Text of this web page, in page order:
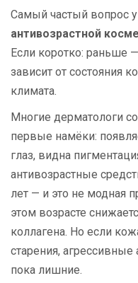
Самый частый вопрос
антивозрастной
Если коротко: раньше
зависит от состояния
климата.
Многие дерматологи
первые намёки:
глаз, видна
антивозрастные
лет — и это не модная
этом возрасте
коллагена. Но если
старения,
пока лишние.